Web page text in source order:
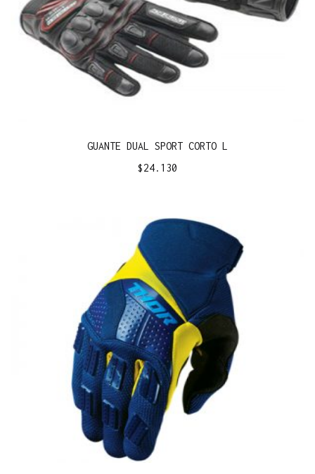
GUANTE DUAL SPORT CORTO L
$24.130